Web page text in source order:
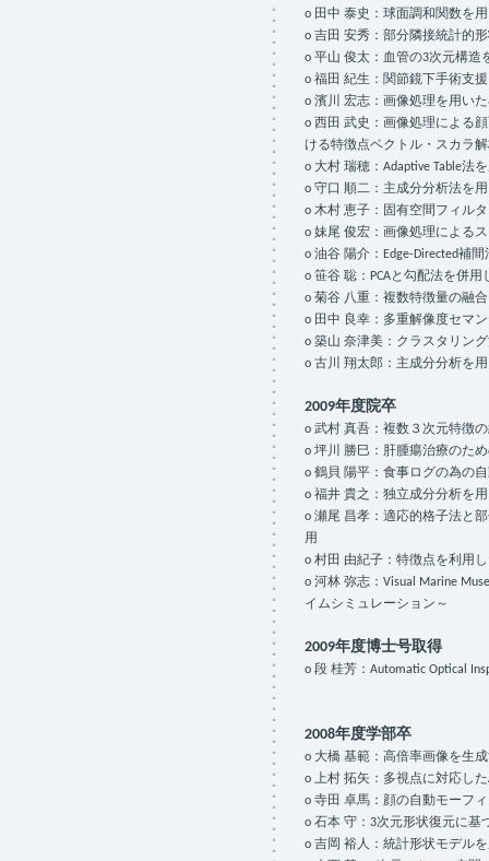
o 田中 泰史：球面調和関数を
o 吉田 安秀：部分隣接統計的
o 平山 俊太：血管の3次元構造
o 福田 紀生：関節鏡下手術支
o 濱川 宏志：画像処理を用い
o 西田 武史：画像処理による
ける特徴点ベクトル・スカラ
o 大村 瑞穂：Adaptive Table法
o 守口 順二：主成分分析法を
o 木村 恵子：固有空間フィル
o 妹尾 俊宏：画像処理による
o 油谷 陽介：Edge-Directed補
o 笹谷 聡：PCAと勾配法を併
o 菊谷 八重：複数特徴量の融
o 田中 良幸：多重解像度セマ
o 築山 奈津美：クラスタリン
o 古川 翔太郎：主成分分析を
2009年度院卒
o 武村 真吾：複数３次元特徴
o 坪川 勝巳：肝腫瘍治療のた
o 鶴貝 陽平：食事ログの為の
o 福井 貴之：独立成分分析を
o 瀬尾 昌孝：適応的格子法と
用
o 村田 由紀子：特徴点を利用
o 河林 弥志：Visual Marine
イムシミュレーション～
2009年度博士号取得
o 段 桂芳：Automatic Optical
2008年度学部卒
o 大橋 基範：高倍率画像を生
o 上村 拓矢：多視点に対応し
o 寺田 卓馬：顔の自動モーフ
o 石本 守：3次元形状復元に基
o 吉岡 裕人：統計形状モデル